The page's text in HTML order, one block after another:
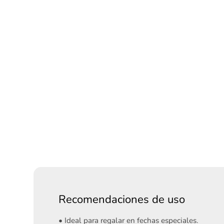
Recomendaciones de uso
• Ideal para regalar en fechas especiales.